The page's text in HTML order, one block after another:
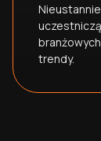
trendy.